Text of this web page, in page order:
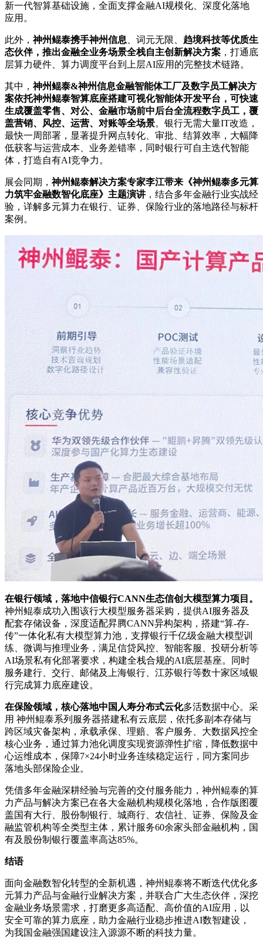
新一代智算基础设施，全面支撑金融AI规模化、深度化落地
应用。
此外，神州鲲泰携手神州信息 、词元无限、 趋境科技等优质生
态伙伴，推出金融全业务场景全栈自主创新解决方案 ，打通底
层算力硬件、算力调度平台到上层AI应用的完整技术链路。
其中，神州鲲泰&神州信息金融智能体工厂及数字员工解决方
案依托神州鲲泰智算底座搭建可视化智能体开发平台，可快速
生成覆盖零售、对公、金融市场前中后台全流程数字员工，覆
盖营销、风控、运营、对账等全场景。银行无需大量IT改造，
最快一周部署，显著提升网点转化、审批、结算效率，大幅降
低获客与运营成本、业务差错率，同时银行可自主迭代智能
体，打造自有AI竞争力。
展会同期，神州鲲泰解决方案专家李江带来《神州鲲泰多元算
力筑牢金融数智化底座》主题演讲，结合多年金融行业实战经
验，详解多元算力在银行、证券、保险行业的落地路径与标杆
案例。
在银行领域，落地中信银行CANN生态信创大模型算力项目。
神州鲲泰成功入围该行大模型服务器采购，提供AI服务器及
配套存储设备，深度适配昇腾CANN异构架构，搭建“算-存-
传”一体化私有大模型算力池，支撑银行千亿级金融大模型训
练、微调与推理业务，满足信贷风控、智能客服、投研分析等
AI场景私有化部署要求，构建全栈合规的AI底层基座。同时
服务建行、交行、邮储及上海银行、江苏银行等数十家区域银
行完成算力底座建设。
在保险领域，核心落地中国人寿分布式云化多活数据中心。采
用 神州鲲泰系列服务器搭建私有云底层，依托多副本存储与
跨区域灾备架构，承载承保、理赔、客户服务、大数据风控全
核心业务，通过算力池化调度实现资源弹性扩缩，降低数据中
心运维成本，保障7×24小时业务连续稳定运行，同方案同步
落地头部保险企业。
凭借多年金融深耕经验与完善的交付服务能力，神州鲲泰的算
力产品与解决方案已在各大金融机构规模化落地，合作版图覆
盖国有大行、股份制银行、城商行、农信社、证券、保险及金
融监管机构等全类型主体，累计服务60余家头部金融机构，国
有及股份制银行覆盖率高达85%。
结语
面向金融数智化转型的全新机遇，神州鲲泰将不断迭代优化多
元算力产品与金融行业解决方案，并联合广大生态伙伴，深挖
金融业务场景需求，打磨更多高适配、高价值的AI应用，以
安全可靠的算力底座，助力金融行业稳步推进AI数智建设，
为我国金融强国建设注入源源不断的科技力量。